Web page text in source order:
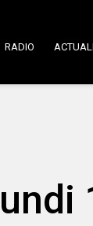
RADIO